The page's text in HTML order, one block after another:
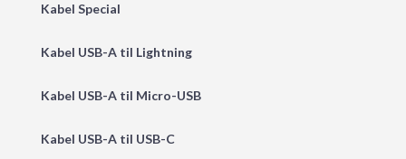
Kabel Special
Kabel USB-A til Lightning
Kabel USB-A til Micro-USB
Kabel USB-A til USB-C